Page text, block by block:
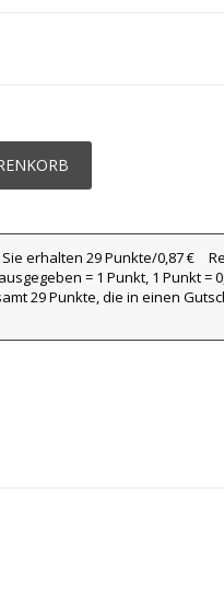
= 1 Punkt, 1 Punkt =
29 Punkte, die in einen
×
×
×